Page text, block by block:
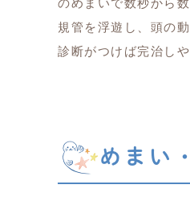
規管を浮遊し、頭の
診断がつけば完治し
めまい